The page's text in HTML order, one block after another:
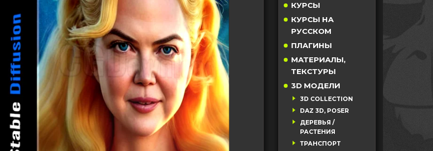
КУРСЫ
КУРСЫ НА
РУССКОМ
ПЛАГИНЫ
МАТЕРИАЛЫ,
ТЕКСТУРЫ
3D МОДЕЛИ
3D COLLECTION
DAZ 3D, POSER
ДЕРЕВЬЯ /
РАСТЕНИЯ
ТРАНСПОРТ